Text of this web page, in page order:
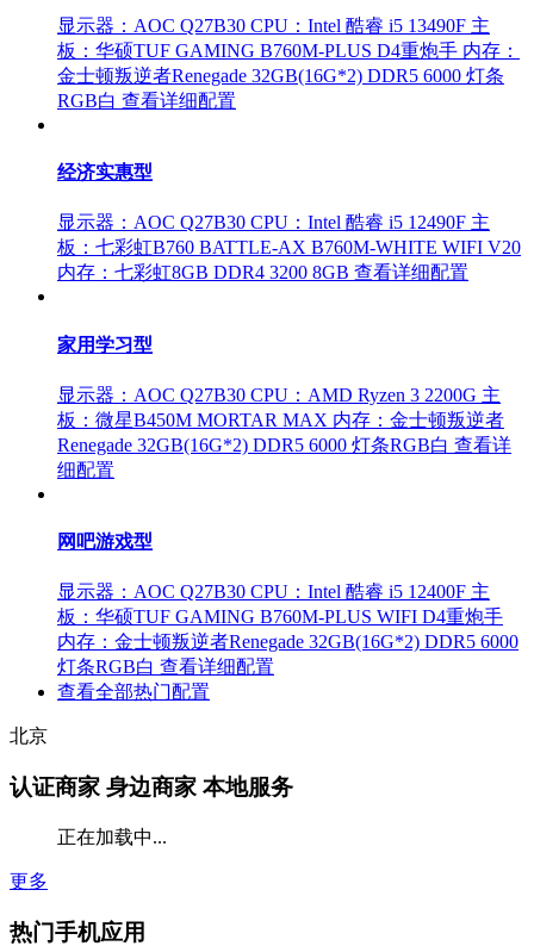
显示器：AOC Q27B30 CPU：Intel 酷睿 i5 13490F 主
板：华硕TUF GAMING B760M-PLUS D4重炮手 内存：
金士顿叛逆者Renegade 32GB(16G*2) DDR5 6000 灯条
RGB白 查看详细配置
经济实惠型
显示器：AOC Q27B30 CPU：Intel 酷睿 i5 12490F 主
板：七彩虹B760 BATTLE-AX B760M-WHITE WIFI V20
内存：七彩虹8GB DDR4 3200 8GB 查看详细配置
家用学习型
显示器：AOC Q27B30 CPU：AMD Ryzen 3 2200G 主
板：微星B450M MORTAR MAX 内存：金士顿叛逆者
Renegade 32GB(16G*2) DDR5 6000 灯条RGB白 查看详
细配置
网吧游戏型
显示器：AOC Q27B30 CPU：Intel 酷睿 i5 12400F 主
板：华硕TUF GAMING B760M-PLUS WIFI D4重炮手
内存：金士顿叛逆者Renegade 32GB(16G*2) DDR5 6000
灯条RGB白 查看详细配置
查看全部热门配置
北京
认证商家 身边商家 本地服务
正在加载中...
更多
热门手机应用